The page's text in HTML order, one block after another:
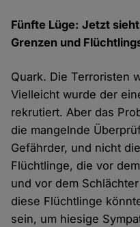
Fünfte Lüge: Jetzt
Grenzen und
Quark. Die Terroristen
Vielleicht wurde der
rekrutiert. Aber das
die mangelnde
Gefährder, und nicht
Flüchtlinge, die vor
und vor dem
diese Flüchtlinge
sein, um hiesige